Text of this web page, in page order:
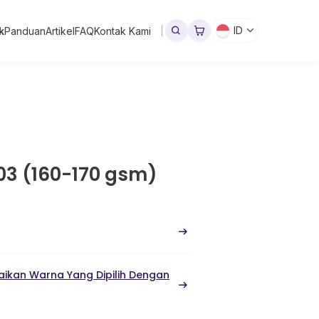
PanduanArtikelFAQKontak Kami ID
(160-170 gsm)
Warna Yang Dipilih Dengan